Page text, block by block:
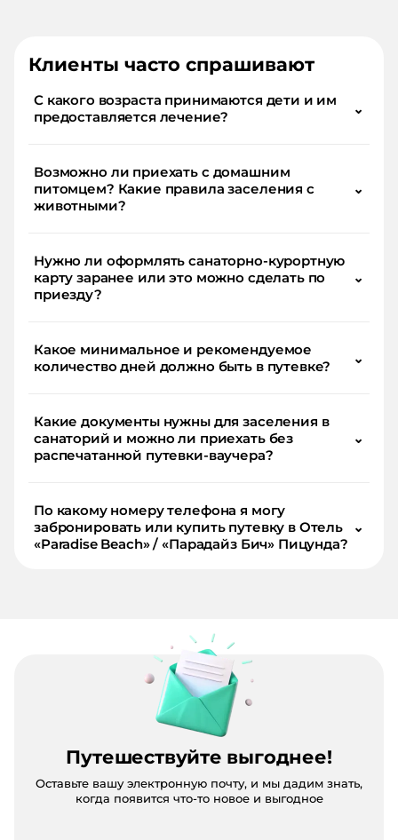
Клиенты часто спрашивают
С какого возраста принимаются дети и им
предоставляется лечение?
⌄
Возможно ли приехать с домашним
питомцем? Какие правила заселения с
животными?
⌄
Нужно ли оформлять санаторно-курортную
карту заранее или это можно сделать по
приезду?
⌄
Какое минимальное и рекомендуемое
количество дней должно быть в путевке?
⌄
Какие документы нужны для заселения в
санаторий и можно ли приехать без
распечатанной путевки-ваучера?
⌄
По какому номеру телефона я могу
забронировать или купить путевку в Отель
«Paradise Beach» / «Парадайз Бич» Пицунда?
⌄
Путешествуйте выгоднее!
Оставьте вашу электронную почту, и мы дадим знать,
когда появится что-то новое и выгодное